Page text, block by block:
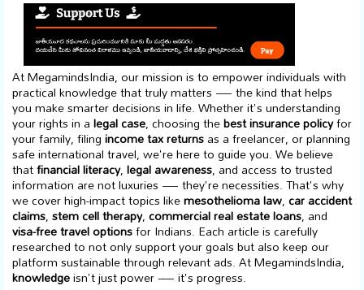
At MegamindsIndia, our mission is to empower individuals with
practical knowledge that truly matters — the kind that helps
you make smarter decisions in life. Whether it's understanding
your rights in alegal case, choosing thebest insurance policyfor
your family, filingincome tax returnsas a freelancer, or planning
safe international travel, we're here to guide you. We believe
thatfinancial literacy,legal awareness, and access to trusted
information are not luxuries — they're necessities. That's why
we cover high-impact topics likemesothelioma law,car accident
claims,stem cell therapy,commercial real estate loans, and
visa-free travel optionsfor Indians. Each article is carefully
researched to not only support your goals but also keep our
platform sustainable through relevant ads. At MegamindsIndia,
knowledgeisn't just power — it's progress.